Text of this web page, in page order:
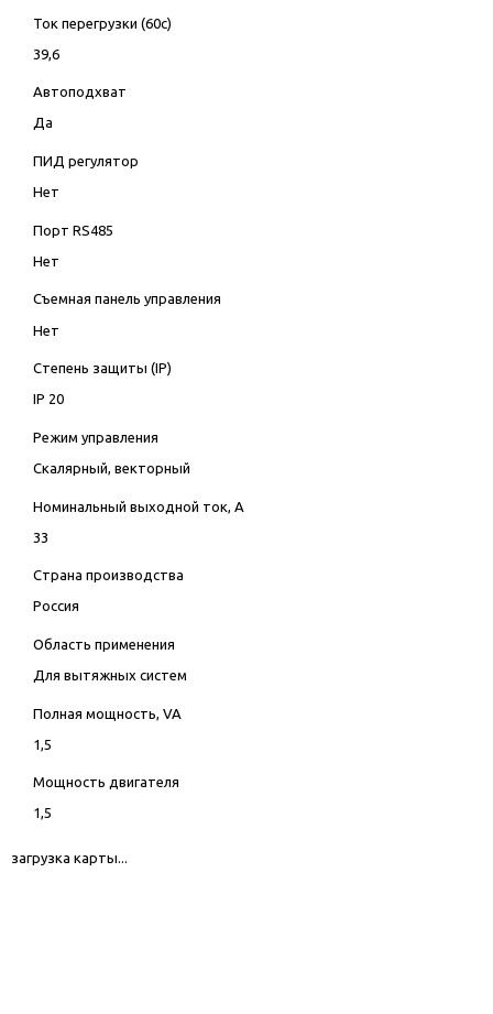
Ток перегрузки (60с)
39,6
Автоподхват
Да
ПИД регулятор
Нет
Порт RS485
Нет
Съемная панель управления
Нет
Степень защиты (IP)
IP 20
Режим управления
Скалярный, векторный
Номинальный выходной ток, А
33
Страна производства
Россия
Область применения
Для вытяжных систем
Полная мощность, VA
1,5
Мощность двигателя
1,5
загрузка карты...